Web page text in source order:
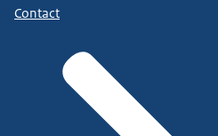
Contact